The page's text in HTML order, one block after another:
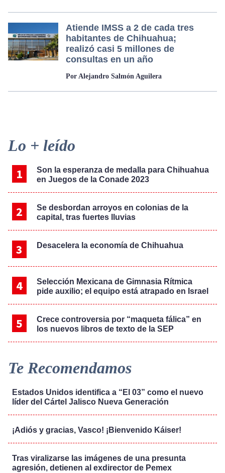
Atiende IMSS a 2 de cada tres
habitantes de Chihuahua;
realizó casi 5 millones de
consultas en un año
Por Alejandro Salmón Aguilera
Primary
Sidebar
Lo + leído
Son la esperanza de medalla para Chihuahua
en Juegos de la Conade 2023
Se desbordan arroyos en colonias de la
capital, tras fuertes lluvias
Desacelera la economía de Chihuahua
Selección Mexicana de Gimnasia Rítmica
pide auxilio; el equipo está atrapado en Israel
Crece controversia por “maqueta fálica” en
los nuevos libros de texto de la SEP
Te Recomendamos
Estados Unidos identifica a “El 03” como el nuevo
líder del Cártel Jalisco Nueva Generación
¡Adiós y gracias, Vasco! ¡Bienvenido Káiser!
Tras viralizarse las imágenes de una presunta
agresión, detienen al exdirector de Pemex